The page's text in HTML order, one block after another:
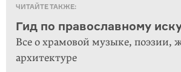
ЧИТАЙТЕ ТАКЖЕ:
Гид по православному
Все о храмовой музыке, поэзии,
архитектуре